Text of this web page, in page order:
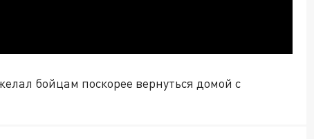
бойцам поскорее вернуться домой с